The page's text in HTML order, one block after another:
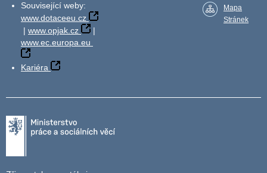
Související weby:
www.dotaceeu.cz
| www.opjak.cz
|
www.ec.europa.eu
Kariéra
Mapa
Stránek